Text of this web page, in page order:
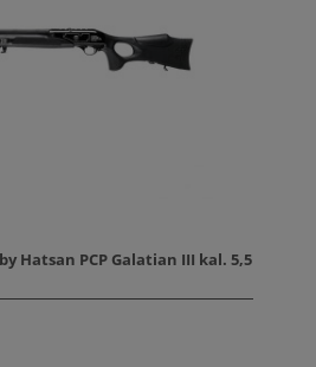
Hatsan PCP Galatian III kal. 5,5